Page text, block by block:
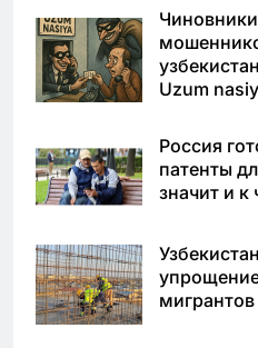
Чиновники
Uzum
Россия
патенты
значит и к
мигрантов